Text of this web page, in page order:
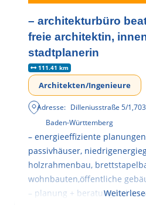
– architekturbüro
freie architektin,
stadtplanerin
111.41 km
Architekten/Ingenieure
Adresse: Dilleniusstraße 5/1,
Baden-Württemberg
– energieeffiziente
passivhäuser,
holzrahmenbau,
wohnbauten,öffentliche
– planung + beratung bei an